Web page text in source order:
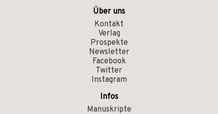
Über uns
Kontakt
Verlag
Prospekte
Newsletter
Facebook
Twitter
Instagram
Infos
Manuskripte